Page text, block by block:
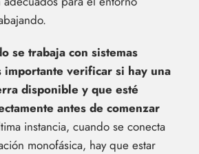
se trabaja con sistemas
importante verificar si hay una
disponible y que esté
antes de comenzar
instancia, cuando se conecta
monofásica, hay que estar